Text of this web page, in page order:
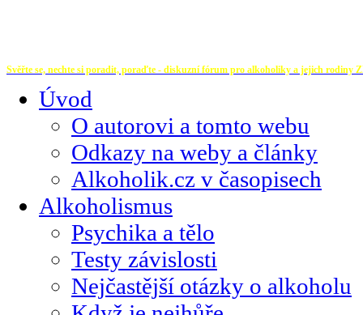
Svěřte se, nechte si poradit, poraďte - diskuzní fórum pro alkoholiky a jejich rodiny
Úvod
O autorovi a tomto webu
Odkazy na weby a články
Alkoholik.cz v časopisech
Alkoholismus
Psychika a tělo
Testy závislosti
Nejčastější otázky o alkoholu